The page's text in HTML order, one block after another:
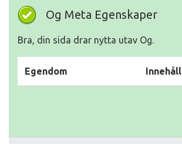
Og Meta Egenskaper
Bra, din sida drar nytta utav Og.
Egendom Innehåll